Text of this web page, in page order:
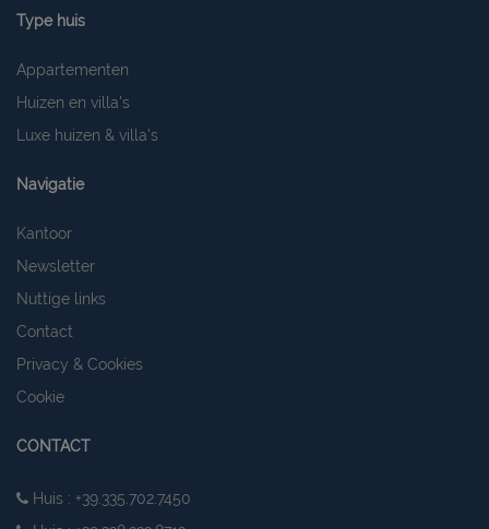
Type huis
Appartementen
Huizen en villa's
Luxe huizen & villa's
Navigatie
Kantoor
Newsletter
Nuttige links
Contact
Privacy & Cookies
Cookie
CONTACT
Huis : +39.335.702.7450